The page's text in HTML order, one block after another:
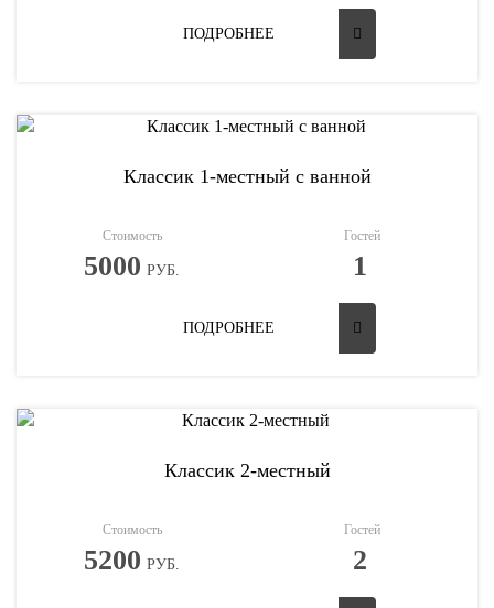
ПОДРОБНЕЕ
Классик 1-местный с ванной
Стоимость
5000 РУБ.
Гостей
1
ПОДРОБНЕЕ
Классик 2-местный
Стоимость
5200 РУБ.
Гостей
2